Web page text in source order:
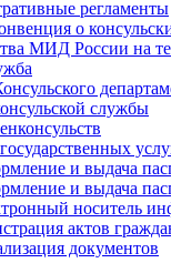
регламенты
о
МИД России на
службы
и выдача
и выдача
носитель
актов
документов